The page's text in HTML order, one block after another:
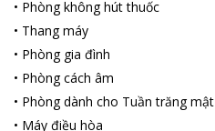
• Phòng không hút thuốc
• Thang máy
• Phòng gia đình
• Phòng cách âm
• Phòng dành cho Tuần trăng mật
• Máy điều hòa